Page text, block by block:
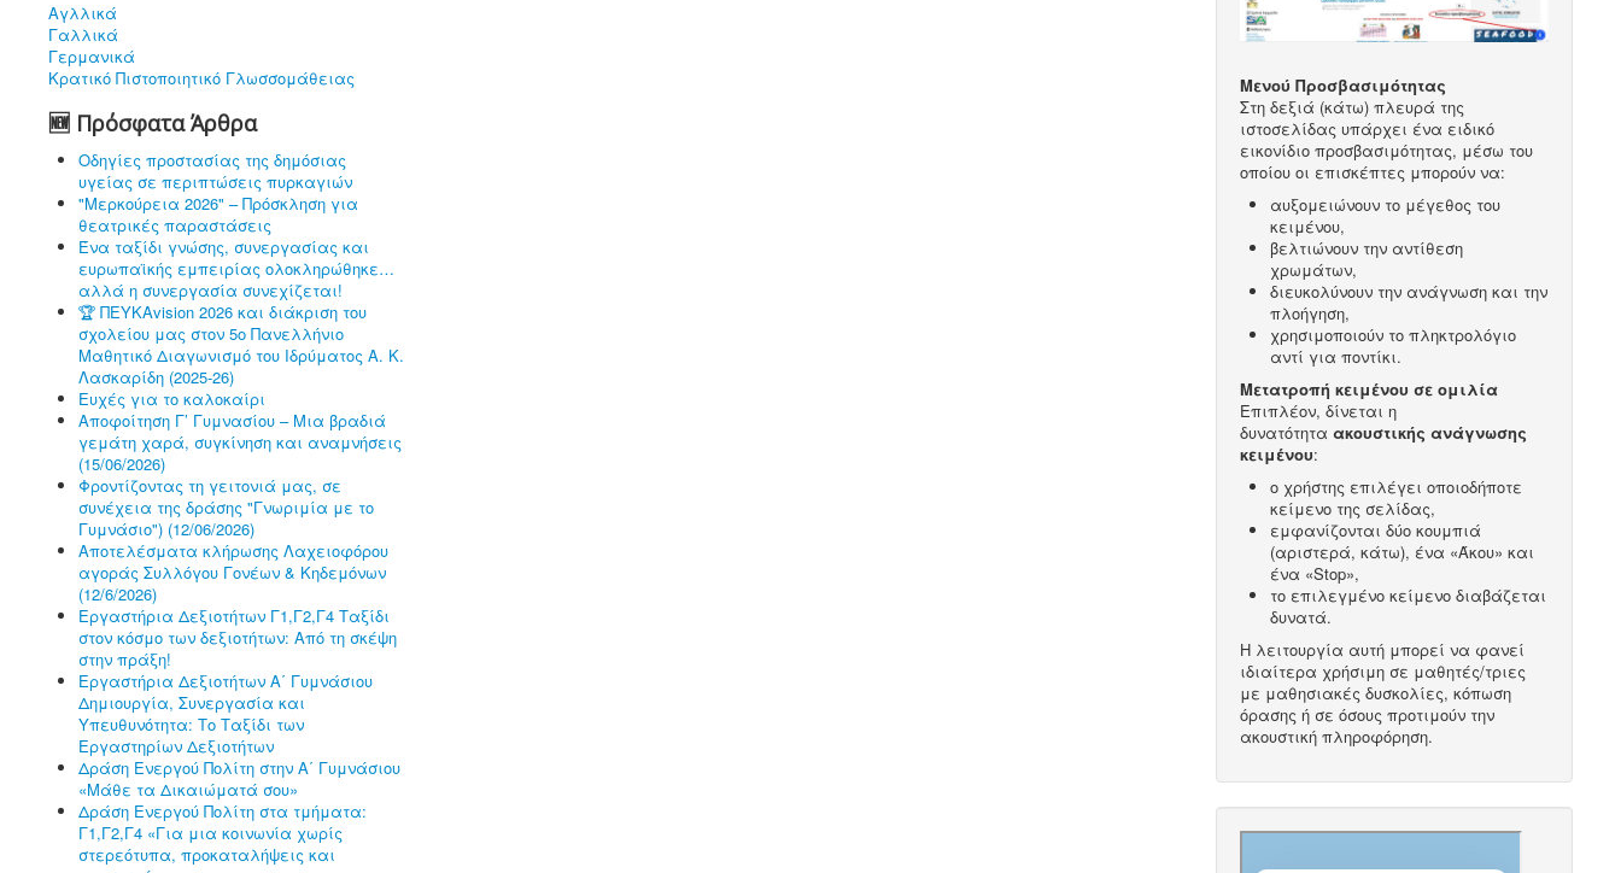
Αγλλικά
Γαλλικά
Γερμανικά
Κρατικό Πιστοποιητικό Γλωσσομάθειας
🆕 Πρόσφατα Άρθρα
Οδηγίες προστασίας της δημόσιας
υγείας σε περιπτώσεις πυρκαγιών
"Μερκούρεια 2026" – Πρόσκληση για
θεατρικές παραστάσεις
Ένα ταξίδι γνώσης, συνεργασίας και
ευρωπαϊκής εμπειρίας ολοκληρώθηκε…
αλλά η συνεργασία συνεχίζεται!
🏆 ΠΕΥΚΑvision 2026 και διάκριση του
σχολείου μας στον 5ο Πανελλήνιο
Μαθητικό Διαγωνισμό του Ιδρύματος Α. Κ.
Λασκαρίδη (2025-26)
Ευχές για το καλοκαίρι
Αποφοίτηση Γ’ Γυμνασίου – Μια βραδιά
γεμάτη χαρά, συγκίνηση και αναμνήσεις
(15/06/2026)
Φροντίζοντας τη γειτονιά μας, σε
συνέχεια της δράσης "Γνωριμία με το
Γυμνάσιο") (12/06/2026)
Αποτελέσματα κλήρωσης Λαχειοφόρου
αγοράς Συλλόγου Γονέων & Κηδεμόνων
(12/6/2026)
Εργαστήρια Δεξιοτήτων Γ1,Γ2,Γ4 Ταξίδι
στον κόσμο των δεξιοτήτων: Από τη σκέψη
στην πράξη!
Εργαστήρια Δεξιοτήτων Α΄ Γυμνάσιου
Δημιουργία, Συνεργασία και
Υπευθυνότητα: Το Ταξίδι των
Εργαστηρίων Δεξιοτήτων
Δράση Ενεργού Πολίτη στην Α΄ Γυμνάσιου
«Μάθε τα Δικαιώματά σου»
Δράση Ενεργού Πολίτη στα τμήματα:
Γ1,Γ2,Γ4 «Για μια κοινωνία χωρίς
στερεότυπα, προκαταλήψεις και
Μενού Προσβασιμότητας
Στη δεξιά (κάτω) πλευρά της
ιστοσελίδας υπάρχει ένα ειδικό
εικονίδιο προσβασιμότητας, μέσω του
οποίου οι επισκέπτες μπορούν να:
αυξομειώνουν το μέγεθος του
κειμένου,
βελτιώνουν την αντίθεση
χρωμάτων,
διευκολύνουν την ανάγνωση και την
πλοήγηση,
χρησιμοποιούν το πληκτρολόγιο
αντί για ποντίκι.
Μετατροπή κειμένου σε ομιλία
Επιπλέον, δίνεται η
δυνατότηταακουστικής ανάγνωσης
κειμένου:
ο χρήστης επιλέγει οποιοδήποτε
κείμενο της σελίδας,
εμφανίζονται δύο κουμπιά
(αριστερά, κάτω), ένα «Άκου» και
ένα «Stop»,
το επιλεγμένο κείμενο διαβάζεται
δυνατά.
Η λειτουργία αυτή μπορεί να φανεί
ιδιαίτερα χρήσιμη σε μαθητές/τριες
με μαθησιακές δυσκολίες, κόπωση
όρασης ή σε όσους προτιμούν την
ακουστική πληροφόρηση.